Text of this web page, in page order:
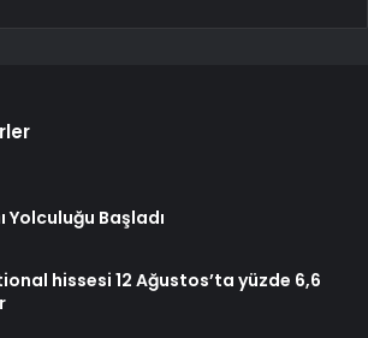
Yolculuğu Başladı
hissesi 12 Ağustos’ta yüzde 6,6